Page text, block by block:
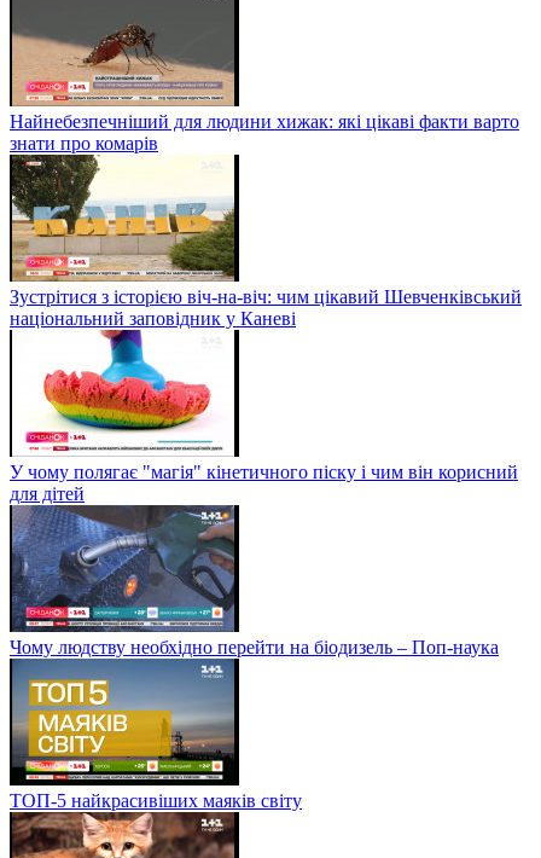
Найнебезпечніший для людини хижак: які цікаві факти варто
знати про комарів
Зустрітися з історією віч-на-віч: чим цікавий Шевченківський
національний заповідник у Каневі
У чому полягає "магія" кінетичного піску і чим він корисний
для дітей
Чому людству необхідно перейти на біодизель – Поп-наука
ТОП-5 найкрасивіших маяків світу